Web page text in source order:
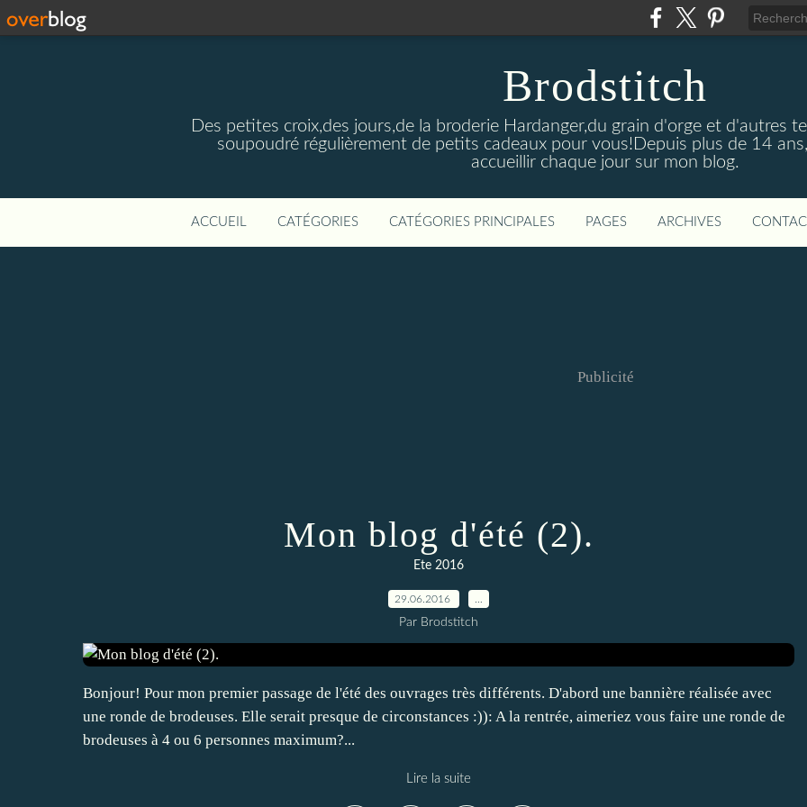
Brodstitch
Des petites croix,des jours,de la broderie Hardanger,du grain d'orge et d'autres
soupoudré régulièrement de petits cadeaux pour vous!Depuis plus de 14
accueillir chaque jour sur mon blog.
ACCUEIL CATÉGORIES CATÉGORIES PRINCIPALES PAGES ARCHIVES
Publicité
Mon blog d'été (2).
Ete 2016
29.06.2016
Par Brodstitch
Bonjour! Pour mon premier passage de l'été des ouvrages très différents. D'abord une bannière réalisée avec
une ronde de brodeuses. Elle serait presque de circonstances :)): A la rentrée, aimeriez vous faire une ronde de
brodeuses à 4 ou 6 personnes maximum?...
Lire la suite